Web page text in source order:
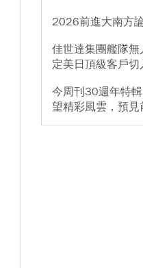
2026前進大南方
佳世達集團艦隊
定美日頂級客戶切
今周刊30週年特
望精彩風雲，預見